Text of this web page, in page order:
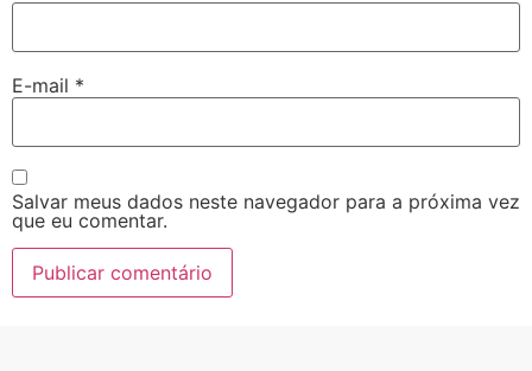
E-mail *
Salvar meus dados neste navegador para a próxima vez
que eu comentar.